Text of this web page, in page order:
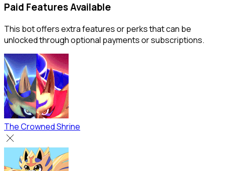
Paid Features Available
This bot offers extra features or perks that can be
unlocked through optional payments or subscriptions.
The Crowned Shrine